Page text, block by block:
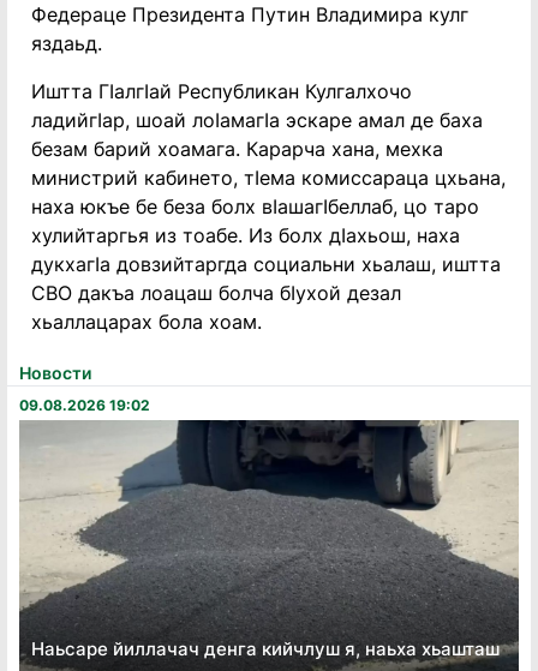
Новости
09.08.2026 19:02
Наьсаре йиллачач денга кийчлуш я, наьха хьашташ
Федераце Президента Путин Владимира кулг
яздаьд.
Иштта ГӀалгӀай Республикан Кулгалхочо
ладийгӀар, шоай лоӀамагӀа эскаре амал де баха
безам барий хоамага. Карарча хана, мехка
министрий кабинето, тӀема комиссараца цхьана,
наха юкъе бе беза болх вӀашагӀбеллаб, цо таро
хулийтаргья из тоабе. Из болх дӀахьош, наха
дукхагӀа довзийтаргда социальни хьалаш, иштта
СВО дакъа лоацаш болча бӀухой дезал
хьаллацарах бола хоам.